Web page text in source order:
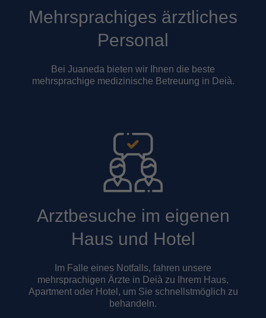
Mehrsprachiges ärztliches
Personal
Bei Juaneda bieten wir Ihnen die beste
mehrsprachige medizinische Betreuung in Deià.
Arztbesuche im eigenen
Haus und Hotel
Im Falle eines Notfalls, fahren unsere
mehrsprachigen Ärzte in Deià zu Ihrem Haus,
Apartment oder Hotel, um Sie schnellstmöglich zu
behandeln.